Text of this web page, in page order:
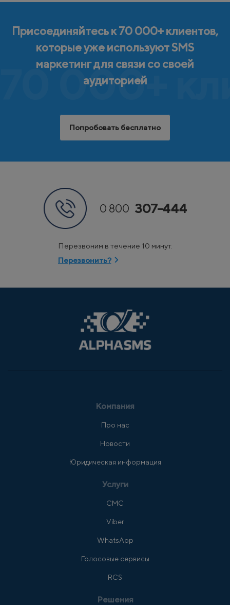
70 000+
Присоединяйтесь к 70 000+ клиентов,
которые уже используют SMS
маркетинг для связи со своей
аудиторией
Попробовать бесплатно
0 800 307-444
Перезвоним в течение 10 минут.
Перезвонить?
Компания
Про нас
Новости
Юридическая информация
Услуги
СМС
Viber
WhatsApp
Голосовые сервисы
RCS
Решения